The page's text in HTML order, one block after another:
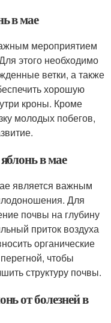
в мае
мероприятием
этого необходимо
ветки, а также
хорошую
кроны. Кроме
молодых побегов,
в мае
является важным
Для
почвы на глубину
приток воздуха
органические
чтобы
структуру почвы.
от болезней в